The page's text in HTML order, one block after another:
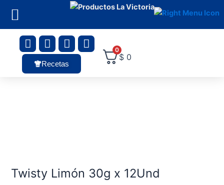
contenido
F
a
e
I
n
s
t
L
i
n
k
Y
o
Recetas
0
$ 0
Twisty Limón 30g x 12Und